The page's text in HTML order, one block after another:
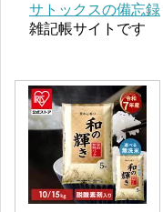
サトックスの備忘録
雑記帳サイトです